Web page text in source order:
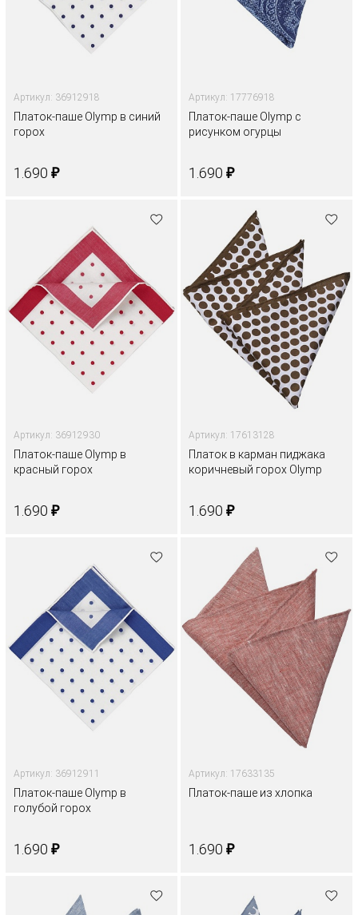
Артикул: 36912918
Платок-паше Olymp в синий
горох
1.690 ₽
Артикул: 17776918
Платок-паше Olymp с
рисунком огурцы
1.690 ₽
Артикул: 36912930
Платок-паше Olymp в
красный горох
1.690 ₽
Артикул: 17613128
Платок в карман пиджака
коричневый горох Olymp
1.690 ₽
Артикул: 36912911
Платок-паше Olymp в
голубой горох
1.690 ₽
Артикул: 17633135
Платок-паше из хлопка
1.690 ₽